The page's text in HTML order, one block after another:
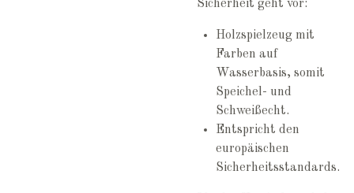
Sicherheit geht vor:
Holzspielzeug mit
Farben auf
Wasserbasis, somit
Speichel- und
Schweißecht.
Entspricht den
europäischen
Sicherheitsstandards.